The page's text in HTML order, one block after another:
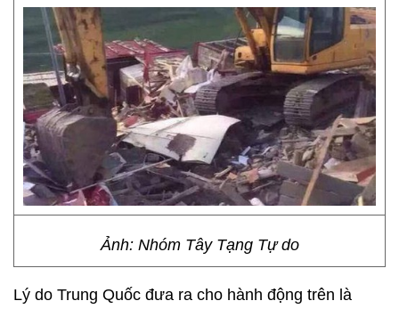
Ảnh: Nhóm Tây Tạng Tự do
Lý do Trung Quốc đưa ra cho hành động trên là